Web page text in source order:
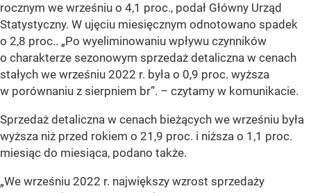
rocznym we wrześniu o 4,1 proc., podał Główny Urząd
Statystyczny. W ujęciu miesięcznym odnotowano spadek
o 2,8 proc.. „Po wyeliminowaniu wpływu czynników
o charakterze sezonowym sprzedaż detaliczna w cenach
stałych we wrześniu 2022 r. była o 0,9 proc. wyższa
w porównaniu z sierpniem br”. – czytamy w komunikacie.
Sprzedaż detaliczna w cenach bieżących we wrześniu była
wyższa niż przed rokiem o 21,9 proc. i niższa o 1,1 proc.
miesiąc do miesiąca, podano także.
„We wrześniu 2022 r. największy wzrost sprzedaży